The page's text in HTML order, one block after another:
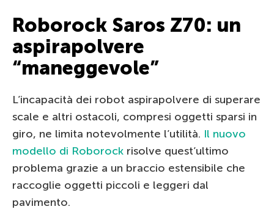
Roborock Saros Z70: un
aspirapolvere
“maneggevole”
L’incapacità dei robot aspirapolvere di superare
scale e altri ostacoli, compresi oggetti sparsi in
giro, ne limita notevolmente l’utilità. Il nuovo
modello di Roborock risolve quest’ultimo
problema grazie a un braccio estensibile che
raccoglie oggetti piccoli e leggeri dal
pavimento.